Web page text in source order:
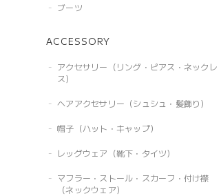
ブーツ
ACCESSORY
アクセサリー（リング・ピアス・ネックレ
ス）
ヘアアクセサリー（シュシュ・髪飾り）
帽子（ハット・キャップ）
レッグウェア（靴下・タイツ）
マフラー・ストール・スカーフ・付け襟
（ネックウェア）